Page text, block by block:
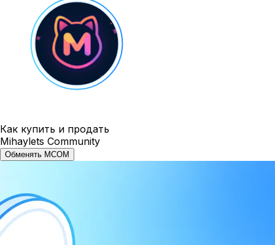
Как купить и продать
Mihaylets Community
Обменять MCOM